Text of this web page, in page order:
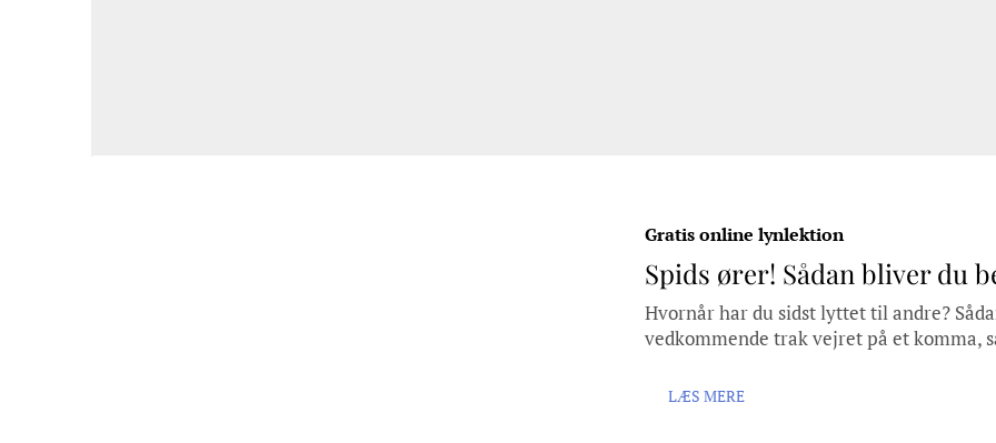
Gratis online lynlektion
Spids ører! Sådan bliver du
Hvornår har du sidst lyttet til andre?
vedkommende trak vejret på et komma,
LÆS MERE